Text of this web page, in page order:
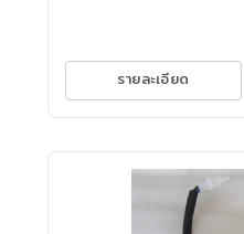
รายละเอียด